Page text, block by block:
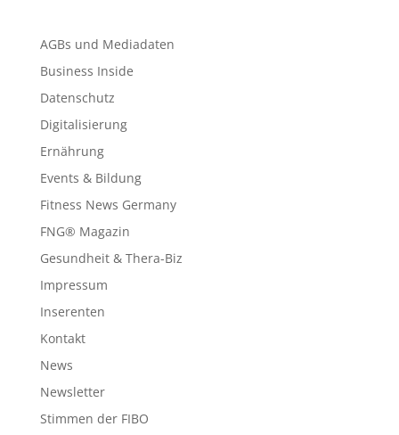
AGBs und Mediadaten
Business Inside
Datenschutz
Digitalisierung
Ernährung
Events & Bildung
Fitness News Germany
FNG® Magazin
Gesundheit & Thera-Biz
Impressum
Inserenten
Kontakt
News
Newsletter
Stimmen der FIBO